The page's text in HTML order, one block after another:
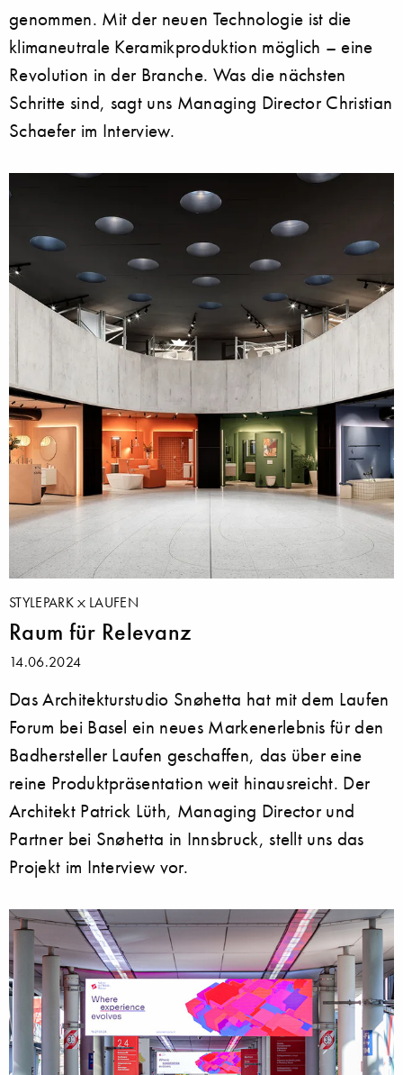
genommen. Mit der neuen Technologie ist die
klimaneutrale Keramikproduktion möglich – eine
Revolution in der Branche. Was die nächsten
Schritte sind, sagt uns Managing Director Christian
Schaefer im Interview.
STYLEPARK LAUFEN
Raum für Relevanz
14.06.2024
Das Architekturstudio Snøhetta hat mit dem Laufen
Forum bei Basel ein neues Markenerlebnis für den
Badhersteller Laufen geschaffen, das über eine
reine Produktpräsentation weit hinausreicht. Der
Architekt Patrick Lüth, Managing Director und
Partner bei Snøhetta in Innsbruck, stellt uns das
Projekt im Interview vor.